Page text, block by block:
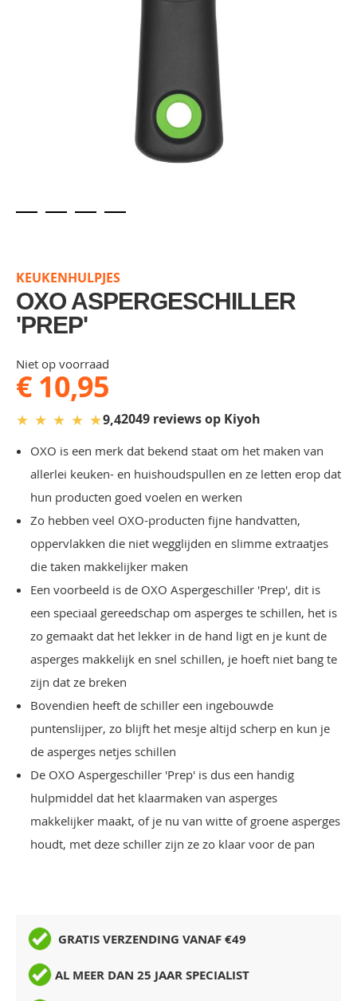
beginning
of
the
images
KEUKENHULPJES
OXO ASPERGESCHILLER
'PREP'
Niet op voorraad
€ 10,95
★ ★ ★ ★ ★9,42049 reviews op Kiyoh
OXO is een merk dat bekend staat om het maken van
allerlei keuken- en huishoudspullen en ze letten erop dat
hun producten goed voelen en werken
Zo hebben veel OXO-producten fijne handvatten,
oppervlakken die niet wegglijden en slimme extraatjes
die taken makkelijker maken
Een voorbeeld is de OXO Aspergeschiller 'Prep', dit is
een speciaal gereedschap om asperges te schillen, het is
zo gemaakt dat het lekker in de hand ligt en je kunt de
asperges makkelijk en snel schillen, je hoeft niet bang te
zijn dat ze breken
Bovendien heeft de schiller een ingebouwde
puntenslijper, zo blijft het mesje altijd scherp en kun je
de asperges netjes schillen
De OXO Aspergeschiller 'Prep' is dus een handig
hulpmiddel dat het klaarmaken van asperges
makkelijker maakt, of je nu van witte of groene asperges
houdt, met deze schiller zijn ze zo klaar voor de pan
GRATIS VERZENDING VANAF €49
AL MEER DAN 25 JAAR SPECIALIST